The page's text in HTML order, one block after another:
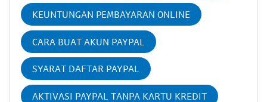
KEUNTUNGAN PEMBAYARAN ONLINE
CARA BUAT AKUN PAYPAL
SYARAT DAFTAR PAYPAL
AKTIVASI PAYPAL TANPA KARTU KREDIT